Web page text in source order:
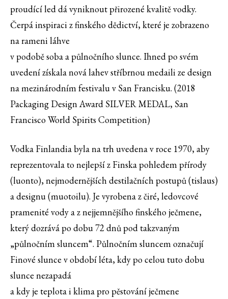
proudící led dá vyniknout přirozené kvalitě vodky.
Čerpá inspiraci z finského dědictví, které je zobrazeno
na rameni láhve
v podobě soba a půlnočního slunce. Ihned po svém
uvedení získala nová lahev stříbrnou medaili ze design
na mezinárodním festivalu v San Francisku. (2018
Packaging Design Award SILVER MEDAL, San
Francisco World Spirits Competition)
Vodka Finlandia byla na trh uvedena v roce 1970, aby
reprezentovala to nejlepší z Finska pohledem přírody
(luonto), nejmodernějších destilačních postupů (tislaus)
a designu (muotoilu). Je vyrobena z čiré, ledovcové
pramenité vody a z nejjemnějšího finského ječmene,
který dozrává po dobu 72 dnů pod takzvaným
„půlnočním sluncem“. Půlnočním sluncem označují
Finové slunce v období léta, kdy po celou tuto dobu
slunce nezapadá
a kdy je teplota i klima pro pěstování ječmene